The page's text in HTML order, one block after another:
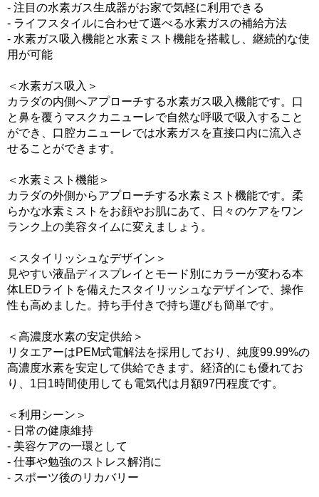
- 注目の水素ガス生成器がお家で気軽に利用できる
- ライフスタイルに合わせて選べる水素ガスの補給方法
- 水素ガス吸入機能と水素ミスト機能を搭載し、継続的な使
用が可能
＜水素ガス吸入＞
カラダの内側へアプローチする水素ガス吸入機能です。口
と鼻を覆うマスクカニューレで自然な呼吸で吸入すること
ができ、口腔カニューレでは水素ガスを直接口内に流入さ
せることができます。
＜水素ミスト機能＞
カラダの外側からアプローチする水素ミスト機能です。柔
らかな水素ミストをお顔やお肌にあて、日々のケアをワン
ランク上の美容タイムに変えましょう。
＜スタイリッシュなデザイン＞
見やすい液晶ディスプレイとモード別にカラーが変わる本
体LEDライトを備えたスタイリッシュなデザインで、操作
性も高めました。持ち手付きで持ち運びも簡単です。
＜高濃度水素の安定供給＞
リタエアーはPEM式電解法を採用しており、純度99.99%の
高濃度水素を安定して供給できます。経済的にも優れてお
り、1日1時間使用しても電気代は月額97円程度です。
＜利用シーン＞
- 日常の健康維持
- 美容ケアの一環として
- 仕事や勉強のストレス解消に
- スポーツ後のリカバリー